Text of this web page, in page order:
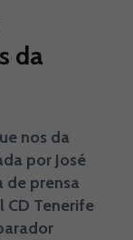
da
nos da
por José
de prensa
Tenerife